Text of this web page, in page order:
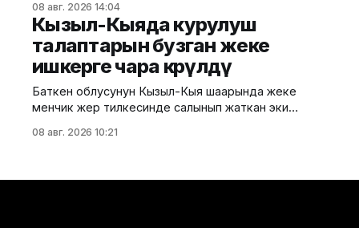
Маданият, маалымат жана жаштар саясаты
министрлиги билдирди. Министрликтин
маалыматына караганда, музейдин эч бир бөлүгү
чет өлкөлүк мекемелерге менчикке, ижарага же
туруктуу пайдаланууга берилген эмес.
Белгилегендей, “Гармония сулуулукту жаратат:
Байыркы Кытай цивилизациясынын көркөм өнөр
08 авг. 2026 14:04
Кызыл-Кыяда курулуш
талаптарын бузган жеке
ишкерге чара көрүлдү
Баткен облусунун Кызыл-Кыя шаарында жеке
менчик жер тилкесинде салынып жаткан эки
бузуулар аныкталды. Бул тууралуу Курулуш,
08 авг. 2026 10:21